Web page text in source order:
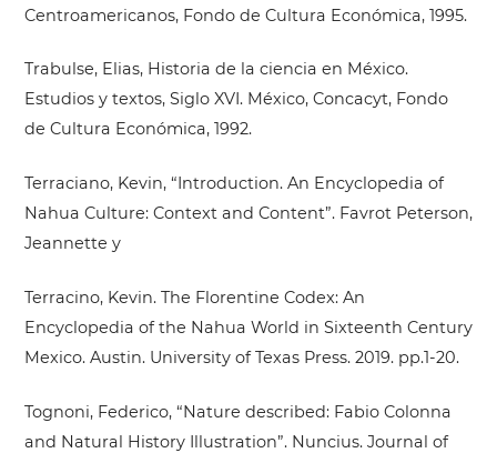
Centroamericanos, Fondo de Cultura Económica, 1995.
Trabulse, Elias, Historia de la ciencia en México.
Estudios y textos, Siglo XVI. México, Concacyt, Fondo
de Cultura Económica, 1992.
Terraciano, Kevin, “Introduction. An Encyclopedia of
Nahua Culture: Context and Content”. Favrot Peterson,
Jeannette y
Terracino, Kevin. The Florentine Codex: An
Encyclopedia of the Nahua World in Sixteenth Century
Mexico. Austin. University of Texas Press. 2019. pp.1-20.
Tognoni, Federico, “Nature described: Fabio Colonna
and Natural History Illustration”. Nuncius. Journal of